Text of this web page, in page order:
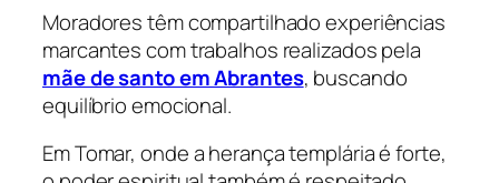
Moradores têm compartilhado experiências
marcantes com trabalhos realizados pela
mãe de santo em Abrantes, buscando
equilíbrio emocional.
Em Tomar, onde a herança templária é forte,